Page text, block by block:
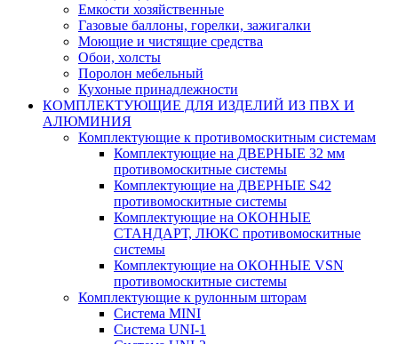
Емкости хозяйственные
Газовые баллоны, горелки, зажигалки
Моющие и чистящие средства
Обои, холсты
Поролон мебельный
Кухоные принадлежности
КОМПЛЕКТУЮЩИЕ ДЛЯ ИЗДЕЛИЙ ИЗ ПВХ И
АЛЮМИНИЯ
Комплектующие к противомоскитным системам
Комплектующие на ДВЕРНЫЕ 32 мм
противомоскитные системы
Комплектующие на ДВЕРНЫЕ S42
противомоскитные системы
Комплектующие на ОКОННЫЕ
СТАНДАРТ, ЛЮКС противомоскитные
системы
Комплектующие на ОКОННЫЕ VSN
противомоскитные системы
Комплектующие к рулонным шторам
Система MINI
Система UNI-1